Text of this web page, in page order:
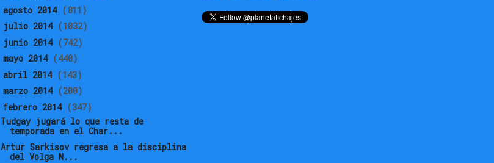
agosto 2014 (811)
julio 2014 (1032)
junio 2014 (742)
mayo 2014 (440)
abril 2014 (143)
marzo 2014 (200)
febrero 2014 (347)
Tudgay jugará lo que resta de
temporada en el Char...
Artur Sarkisov regresa a la disciplina
del Volga N...